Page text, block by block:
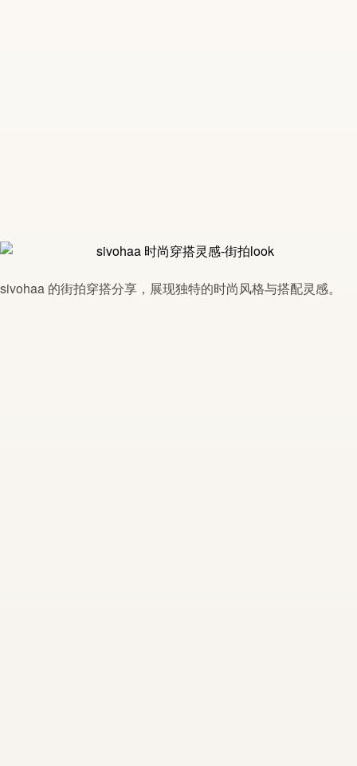
sivohaa 的街拍穿搭分享，展现独特的时尚风格与搭配灵感。